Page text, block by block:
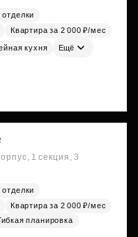
отделки
Квартира за 2 000 ₽/мес
кухня Ещё
1 секция, 3
отделки
Квартира за 2 000 ₽/мес
планировка